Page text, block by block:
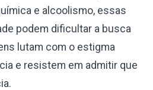
e alcoolismo, essas
podem dificultar a busca
lutam com o estigma
e resistem em admitir que